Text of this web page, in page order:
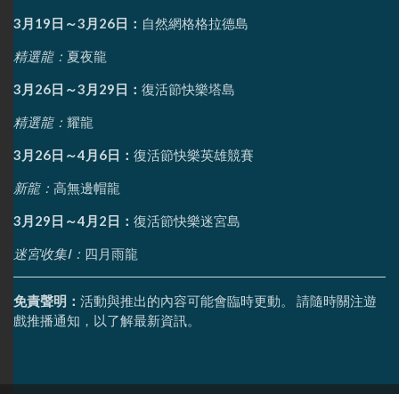
3月19日～3月26日： 自然網格格拉德島
精選龍： 夏夜龍
3月26日～3月29日： 復活節快樂塔島
精選龍： 耀龍
3月26日～4月6日： 復活節快樂英雄競賽
新龍： 高無邊帽龍
3月29日～4月2日： 復活節快樂迷宮島
迷宮收集I： 四月雨龍
免責聲明： 活動與推出的內容可能會臨時更動。 請隨時關注遊
戲推播通知，以了解最新資訊。